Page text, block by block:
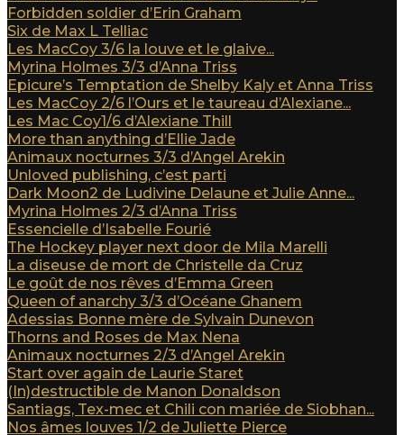
Forbidden soldier d’Erin Graham
Six de Max L Telliac
Les MacCoy 3/6 la louve et le glaive...
Myrina Holmes 3/3 d’Anna Triss
Epicure’s Temptation de Shelby Kaly et Anna Triss
Les MacCoy 2/6 l’Ours et le taureau d’Alexiane...
Les Mac Coy1/6 d’Alexiane Thill
More than anything d’Ellie Jade
Animaux nocturnes 3/3 d’Angel Arekin
Unloved publishing, c’est parti
Dark Moon2 de Ludivine Delaune et Julie Anne...
Myrina Holmes 2/3 d’Anna Triss
Essencielle d’Isabelle Fourié
The Hockey player next door de Mila Marelli
La diseuse de mort de Christelle da Cruz
Le goût de nos rêves d’Emma Green
Queen of anarchy 3/3 d’Océane Ghanem
Adessias Bonne mère de Sylvain Dunevon
Thorns and Roses de Max Nena
Animaux nocturnes 2/3 d’Angel Arekin
Start over again de Laurie Staret
(In)destructible de Manon Donaldson
Santiags, Tex-mec et Chili con mariée de Siobhan...
Nos âmes louves 1/2 de Juliette Pierce